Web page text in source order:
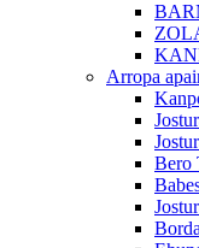
Arropa
Bero